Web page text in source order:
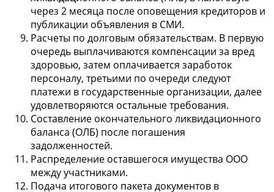
через 2 месяца после оповещения кредиторов и
публикации объявления в СМИ.
Расчеты по долговым обязательствам. В первую
очередь выплачиваются компенсации за вред
здоровью, затем оплачивается заработок
персоналу, третьими по очереди следуют
платежи в государственные организации, далее
удовлетворяются остальные требования.
Составление окончательного ликвидационного
баланса (ОЛБ) после погашения
задолженностей.
Распределение оставшегося имущества ООО
между участниками.
Подача итогового пакета документов в